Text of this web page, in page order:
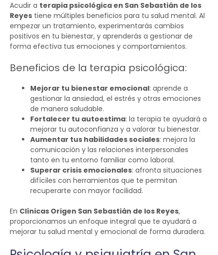
Acudir a terapia psicológica en San Sebastián de los
Reyes tiene múltiples beneficios para tu salud mental. Al
empezar un tratamiento, experimentarás cambios
positivos en tu bienestar, y aprenderás a gestionar de
forma efectiva tus emociones y comportamientos.
Beneficios de la terapia psicológica:
Mejorar tu bienestar emocional: aprende a
gestionar la ansiedad, el estrés y otras emociones
de manera saludable.
Fortalecer tu autoestima: la terapia te ayudará a
mejorar tu autoconfianza y a valorar tu bienestar.
Aumentar tus habilidades sociales: mejora la
comunicación y las relaciones interpersonales
tanto en tu entorno familiar como laboral.
Superar crisis emocionales: afronta situaciones
difíciles con herramientas que te permitan
recuperarte con mayor facilidad.
En Clínicas Origen San Sebastián de los Reyes,
proporcionamos un enfoque integral que te ayudará a
mejorar tu salud mental y emocional de forma duradera.